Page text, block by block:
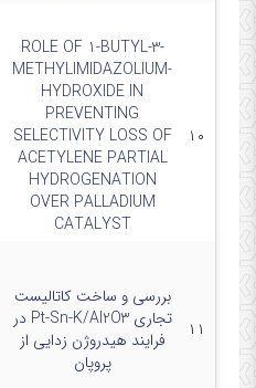
۱۰
ROLE OF 1-BUTYL-3-
METHYLIMIDAZOLIUM-
HYDROXIDE IN
PREVENTING
SELECTIVITY LOSS OF
ACETYLENE PARTIAL
HYDROGENATION
OVER PALLADIUM
CATALYST
۱۱
بررسی و ساخت کاتالیست
تجاری Pt-Sn-K/Al2O3 در
فرایند هیدروژن زدایی از
پروپان